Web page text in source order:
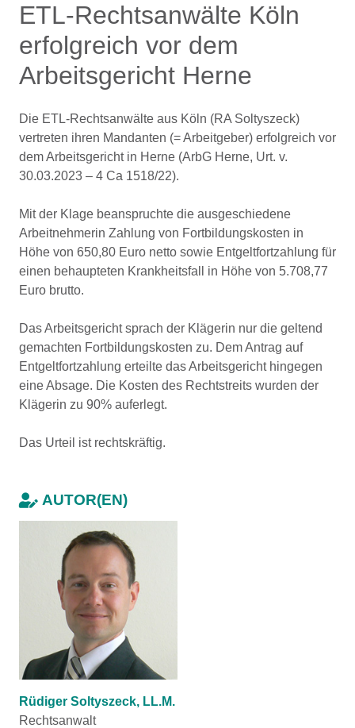
ETL-Rechtsanwälte Köln
erfolgreich vor dem
Arbeitsgericht Herne
Die ETL-Rechtsanwälte aus Köln (RA Soltyszeck)
vertreten ihren Mandanten (= Arbeitgeber) erfolgreich vor
dem Arbeitsgericht in Herne (ArbG Herne, Urt. v.
30.03.2023 – 4 Ca 1518/22).
Mit der Klage beanspruchte die ausgeschiedene
Arbeitnehmerin Zahlung von Fortbildungskosten in
Höhe von 650,80 Euro netto sowie Entgeltfortzahlung für
einen behaupteten Krankheitsfall in Höhe von 5.708,77
Euro brutto.
Das Arbeitsgericht sprach der Klägerin nur die geltend
gemachten Fortbildungskosten zu. Dem Antrag auf
Entgeltfortzahlung erteilte das Arbeitsgericht hingegen
eine Absage. Die Kosten des Rechtstreits wurden der
Klägerin zu 90% auferlegt.
Das Urteil ist rechtskräftig.
AUTOR(EN)
Rüdiger Soltyszeck, LL.M.
Rechtsanwalt